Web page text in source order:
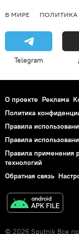
В МИРЕ ПОЛИТИКА
Telegram
О проекте Реклама
Политика
Правила
Правила
Правила применения
технологий
Обратная связь
© 2026 Sputnik Все